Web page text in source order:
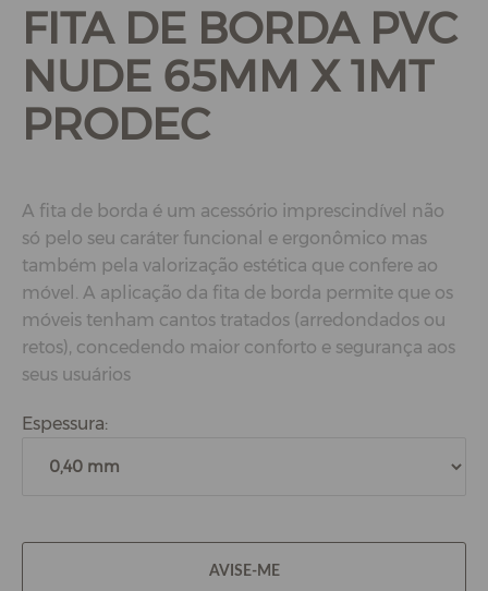
FITA DE BORDA PVC
NUDE 65MM X 1MT
PRODEC
A fita de borda é um acessório imprescindível não
só pelo seu caráter funcional e ergonômico mas
também pela valorização estética que confere ao
móvel. A aplicação da fita de borda permite que os
móveis tenham cantos tratados (arredondados ou
retos), concedendo maior conforto e segurança aos
seus usuários
Espessura:
AVISE-ME